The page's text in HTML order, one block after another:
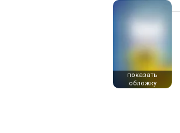
показать
обложку